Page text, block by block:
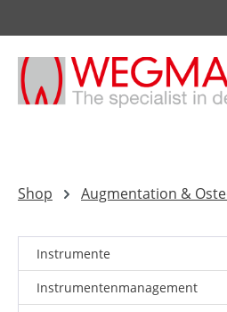
Zur
Shop Augmentation &
Instrumente
Instrumentenmanagement